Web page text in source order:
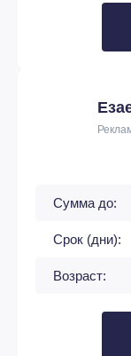
Сумма до:
Срок (дни):
Возраст: